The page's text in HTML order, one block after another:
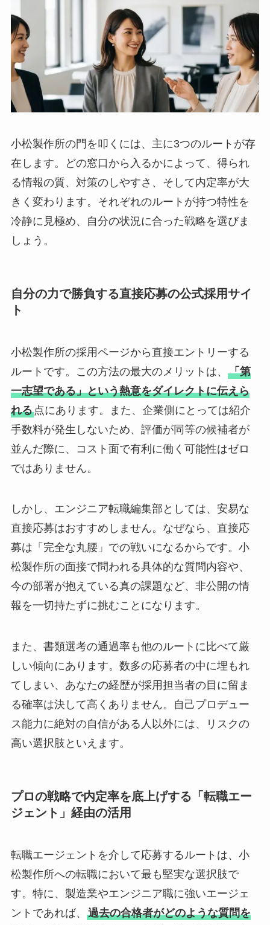
小松製作所の門を叩くには、主に3つのルートが存
在します。どの窓口から入るかによって、得られ
る情報の質、対策のしやすさ、そして内定率が大
きく変わります。それぞれのルートが持つ特性を
冷静に見極め、自分の状況に合った戦略を選びま
しょう。
自分の力で勝負する直接応募の公式採用サイ
ト
小松製作所の採用ページから直接エントリーする
ルートです。この方法の最大のメリットは、 「第
一志望である」という熱意をダイレクトに伝えら
れる点にあります。また、企業側にとっては紹介
手数料が発生しないため、評価が同等の候補者が
並んだ際に、コスト面で有利に働く可能性はゼロ
ではありません。
しかし、エンジニア転職編集部としては、安易な
直接応募はおすすめしません。なぜなら、直接応
募は「完全な丸腰」での戦いになるからです。小
松製作所の面接で問われる具体的な質問内容や、
今の部署が抱えている真の課題など、非公開の情
報を一切持たずに挑むことになります。
また、書類選考の通過率も他のルートに比べて厳
しい傾向にあります。数多の応募者の中に埋もれ
てしまい、あなたの経歴が採用担当者の目に留ま
る確率は決して高くありません。自己プロデュー
ス能力に絶対の自信がある人以外には、リスクの
高い選択肢といえます。
プロの戦略で内定率を底上げする「転職エー
ジェント」経由の活用
転職エージェントを介して応募するルートは、小
松製作所への転職において最も堅実な選択肢で
す。特に、製造業やエンジニア職に強いエージェ
ントであれば、 過去の合格者がどのような質問を